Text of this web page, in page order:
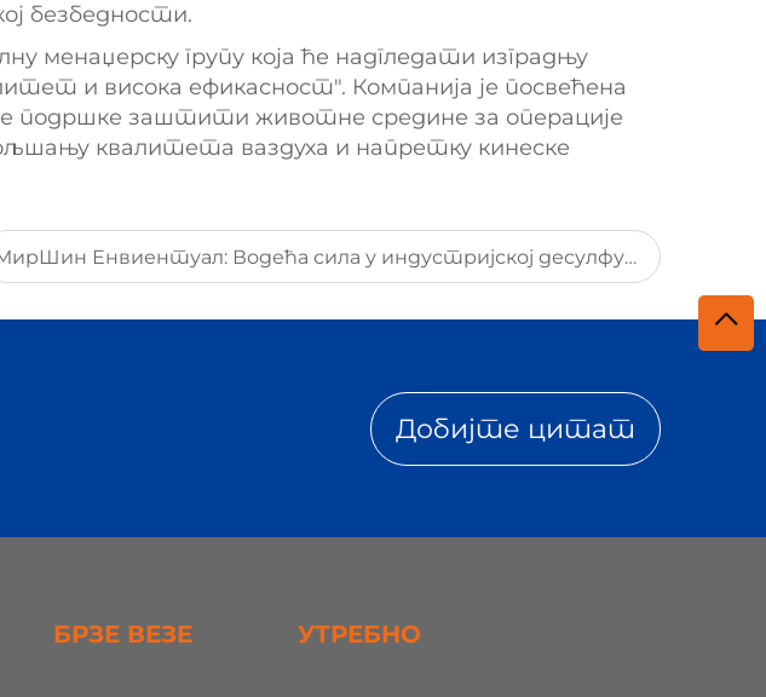
безбедности.
групу која ће надгледати изградњу
и висока ефикасност". Компанија је посвећена
подршке заштити животне средине за операције
квалитета ваздуха и напретку кинеске
МирШин Енвиентуал: Водећа сила у индустријској десулфуризацији и денитрификацији димних гасова
Добијте цитат
БРЗЕ ВЕЗЕ УТРЕБНО